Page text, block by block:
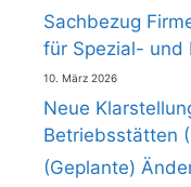
Sachbezug
für Spezial- und
10. März 2026
Neue
Betriebsstätten
(Geplante)